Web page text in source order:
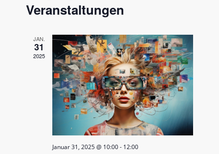
Veranstaltungen
JAN.
31
2025
Januar 31, 2025 @ 10:00- 12:00